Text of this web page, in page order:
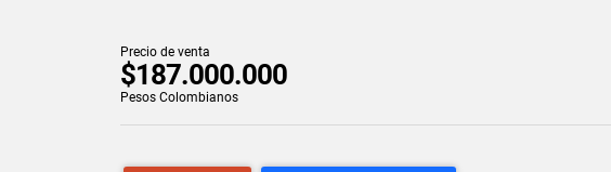
Precio de venta
$187.000.000
Pesos Colombianos